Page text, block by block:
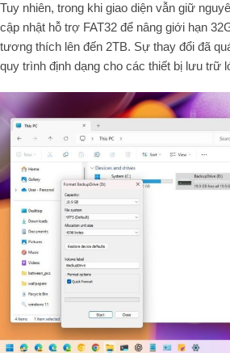
Tuy nhiên, trong khi giao diện vẫn giữ
cập nhật hỗ trợ FAT32 để nâng giới hạn
tương thích lên đến 2TB. Sự thay đổi đã
quy trình định dạng cho các thiết bị lưu trữ